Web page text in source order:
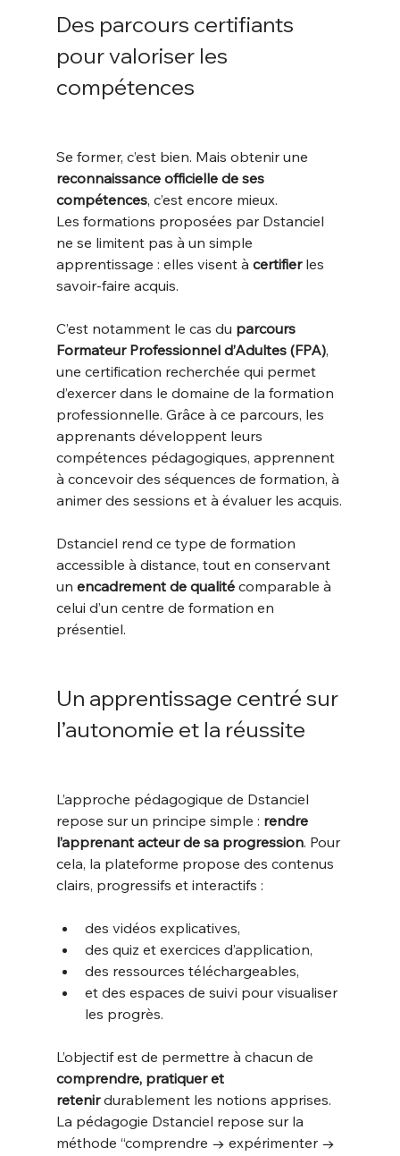
Des parcours certifiants
pour valoriser les
compétences
Se former, c’est bien. Mais obtenir une
reconnaissance officielle de ses
compétences, c’est encore mieux.
Les formations proposées par Dstanciel
ne se limitent pas à un simple
apprentissage : elles visent à certifier les
savoir-faire acquis.
C’est notamment le cas du parcours
Formateur Professionnel d’Adultes (FPA),
une certification recherchée qui permet
d’exercer dans le domaine de la formation
professionnelle. Grâce à ce parcours, les
apprenants développent leurs
compétences pédagogiques, apprennent
à concevoir des séquences de formation, à
animer des sessions et à évaluer les acquis.
Dstanciel rend ce type de formation
accessible à distance, tout en conservant
un encadrement de qualité comparable à
celui d’un centre de formation en
présentiel.
Un apprentissage centré sur
l’autonomie et la réussite
L’approche pédagogique de Dstanciel
repose sur un principe simple : rendre
l’apprenant acteur de sa progression. Pour
cela, la plateforme propose des contenus
clairs, progressifs et interactifs :
des vidéos explicatives,
des quiz et exercices d’application,
des ressources téléchargeables,
et des espaces de suivi pour visualiser
les progrès.
L’objectif est de permettre à chacun de
comprendre, pratiquer et
retenir durablement les notions apprises.
La pédagogie Dstanciel repose sur la
méthode “comprendre → expérimenter →